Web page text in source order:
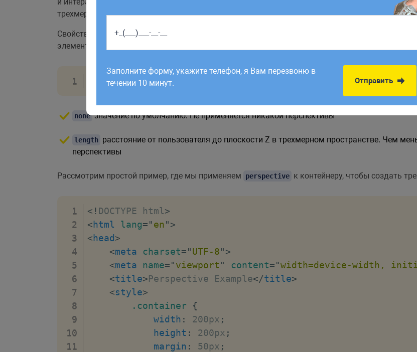
трехмерного пространства.
Свойство perspective определяет, насколько далеко от пользователя находится
элемента с этим свойством. Это создает ощущение глубины, как если бы мы смотрели на
perspective : none | length
none значение по умолчанию. Не применяется никакой перспективы
length расстояние от пользователя до плоскости Z в трехмерном пространстве. Чем
перспективы
Рассмотрим простой пример, где мы применяем perspective к контейнеру, чтобы создать
<! DOCTYPE html>
<html lang="en">
<head>
<meta charset="UTF-8">
<meta name="viewport " content="width=device-width,
<title>Perspective Example</title>
<style>
.container
{
width : 200px ;
height : 200px ;
margin : 50px ;
Работаем по будням с 9:00 до 18:00. Заявки,
рабочий день до 12:00.
Заполните форму, укажите телефон, я Вам перезвоню в
течении 10 минут.
Отправить